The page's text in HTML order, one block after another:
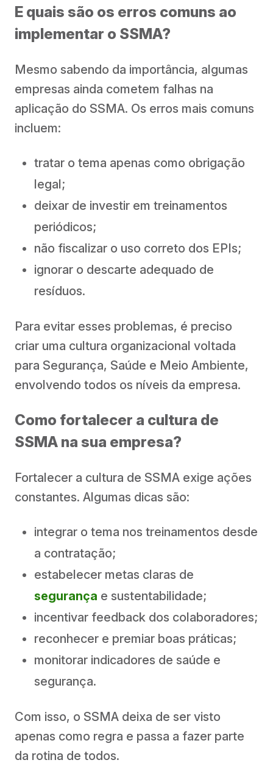
E quais são os erros comuns ao
implementar o SSMA?
Mesmo sabendo da importância, algumas
empresas ainda cometem falhas na
aplicação do SSMA. Os erros mais comuns
incluem:
tratar o tema apenas como obrigação
legal;
deixar de investir em treinamentos
periódicos;
não fiscalizar o uso correto dos EPIs;
ignorar o descarte adequado de
resíduos.
Para evitar esses problemas, é preciso
criar uma cultura organizacional voltada
para Segurança, Saúde e Meio Ambiente,
envolvendo todos os níveis da empresa.
Como fortalecer a cultura de
SSMA na sua empresa?
Fortalecer a cultura de SSMA exige ações
constantes. Algumas dicas são:
integrar o tema nos treinamentos desde
a contratação;
estabelecer metas claras de
segurança e sustentabilidade;
incentivar feedback dos colaboradores;
reconhecer e premiar boas práticas;
monitorar indicadores de saúde e
segurança.
Com isso, o SSMA deixa de ser visto
apenas como regra e passa a fazer parte
da rotina de todos.